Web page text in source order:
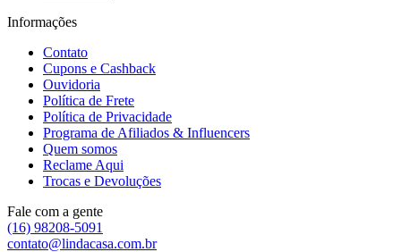
Informações
Contato
Cupons e Cashback
Ouvidoria
Política de Frete
Política de Privacidade
Programa de Afiliados & Influencers
Quem somos
Reclame Aqui
Trocas e Devoluções
Fale com a gente
(16) 98208-5091
contato@lindacasa.com.br